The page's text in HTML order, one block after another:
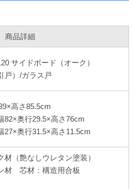
商品詳細
サイドボード（オーク）
戸）/ガラス戸
高さ85.5cm
82×奥行29.5×高さ76cm
27×奥行31.5×高さ11.5cm
材（艶なしウレタン塗装）
材 芯材：構造用合板